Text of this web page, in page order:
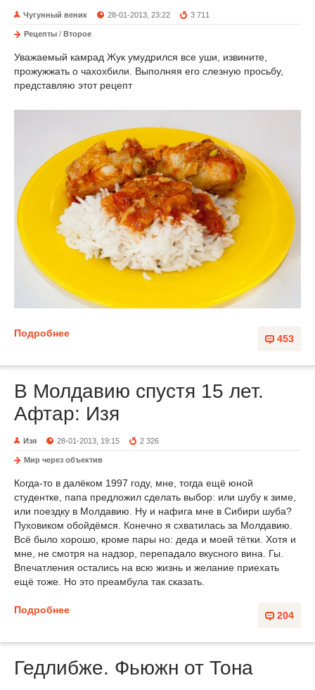
Чугунный веник 28-01-2013, 23:22 3 711
Рецепты / Второе
Уважаемый камрад Жук умудрился все уши, извините,
прожужжать о чахохбили. Выполняя его слезную просьбу,
представляю этот рецепт
453
Подробнее
В Молдавию спустя 15 лет.
Афтар: Изя
Изя 28-01-2013, 19:15 2 326
Мир через объектив
Когда-то в далёком 1997 году, мне, тогда ещё юной
студентке, папа предложил сделать выбор: или шубу к зиме,
или поездку в Молдавию. Ну и нафига мне в Сибири шуба?
Пуховиком обойдёмся. Конечно я схватилась за Молдавию.
Всё было хорошо, кроме пары но: деда и моей тётки. Хотя и
мне, не смотря на надзор, перепадало вкусного вина. Гы.
Впечатления остались на всю жизнь и желание приехать
ещё тоже. Но это преамбула так сказать.
204
Подробнее
Гедлибже. Фьюжн от Тона